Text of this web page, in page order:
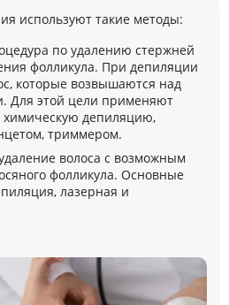
используют такие методы:
по удалению стержней
фолликула. При депиляции
которые возвышаются над
Для этой цели применяют
химическую депиляцию,
триммером.
волоса с возможным
фолликула. Основные
лазерная и